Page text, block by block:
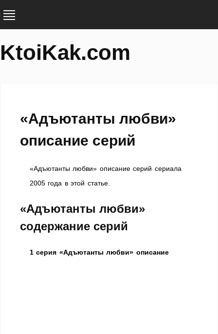
KtoiKak.com
«Адъютанты любви»
описание серий
«Адъютанты любви» описание серий сериала
2005 года в этой статье.
«Адъютанты любви»
содержание серий
1 серия «Адъютанты любви» описание